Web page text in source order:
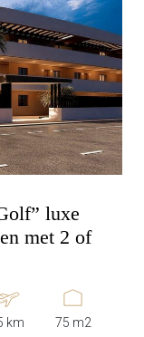
luxe
met 2 of
km 75 m2